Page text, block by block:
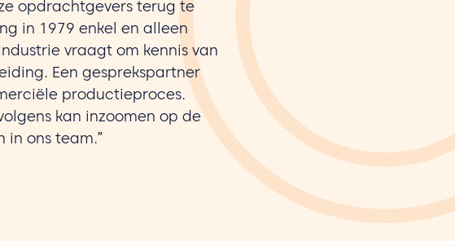
opdrachtgevers terug te
in 1979 enkel en alleen
vraagt om kennis van
Een gesprekspartner
productieproces.
kan inzoomen op de
in ons team.”